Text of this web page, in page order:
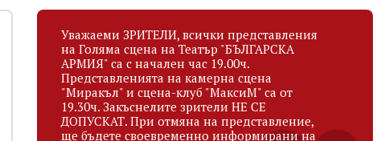
Уважаеми ЗРИТЕЛИ, всички представления
на Голяма сцена на Театър "БЪЛГАРСКА
АРМИЯ" са с начален час 19.00ч.
Представленията на камерна сцена
"Миракъл" и сцена-клуб "МаксиМ" са от
19.30ч. Закъснелите зрители НЕ СЕ
ДОПУСКАТ. При отмяна на представление,
ще бъдете своевременно информирани на